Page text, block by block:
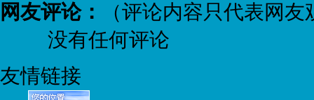
网友评论：
（评论内容只代表网
没有任何评论
友情链接